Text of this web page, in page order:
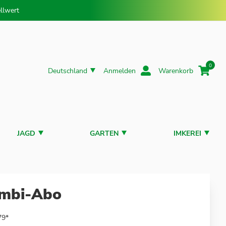
Deutschland Anmelden Warenkorb
0
JAGD GARTEN IMKEREI
Abo